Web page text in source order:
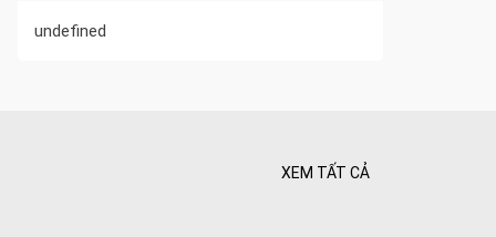
undefined
XEM TẤT CẢ